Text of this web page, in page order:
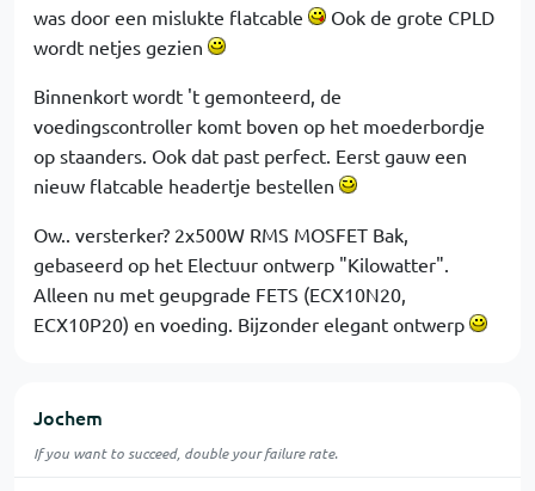
was door een mislukte flatcable
Ook de grote CPLD
wordt netjes gezien
Binnenkort wordt 't gemonteerd, de
voedingscontroller komt boven op het moederbordje
op staanders. Ook dat past perfect. Eerst gauw een
nieuw flatcable headertje bestellen
Ow.. versterker? 2x500W RMS MOSFET Bak,
gebaseerd op het Electuur ontwerp "Kilowatter".
Alleen nu met geupgrade FETS (ECX10N20,
ECX10P20) en voeding. Bijzonder elegant ontwerp
Jochem
If you want to succeed, double your failure rate.